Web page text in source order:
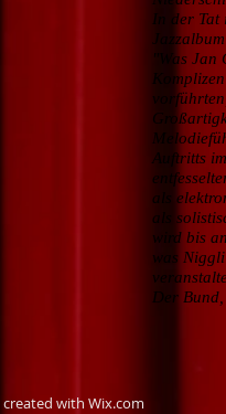
In der Tat
"Was Jan
Auftritts
als
als
wird bis
was
Der
with Wix.com